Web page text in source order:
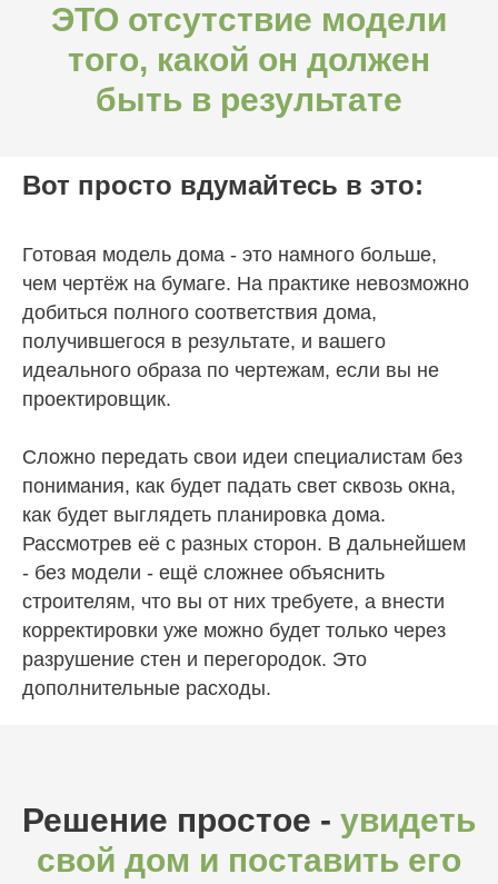
ЭТО отсутствие модели
того, какой он должен
быть в результате
Вот просто вдумайтесь в это:
Готовая модель дома - это намного больше,
чем чертёж на бумаге. На практике невозможно
добиться полного соответствия дома,
получившегося в результате, и вашего
идеального образа по чертежам, если вы не
проектировщик.
Сложно передать свои идеи специалистам без
понимания, как будет падать свет сквозь окна,
как будет выглядеть планировка дома.
Рассмотрев её с разных сторон. В дальнейшем
- без модели - ещё сложнее объяснить
строителям, что вы от них требуете, а внести
корректировки уже можно будет только через
разрушение стен и перегородок. Это
дополнительные расходы.
Решение простое - увидеть
свой дом и поставить его